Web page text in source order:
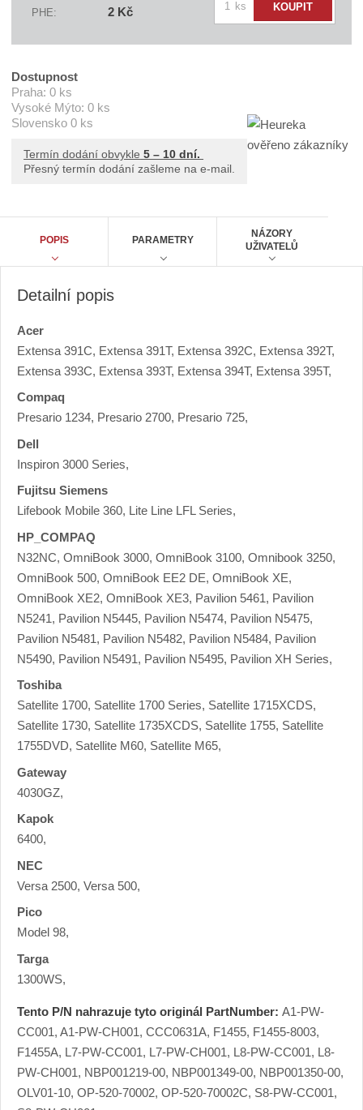
C
C
C
0
PHE: 2 Kč ks KOUPIT
Dostupnost
Praha: 0 ks
Vysoké Mýto: 0 ks
Slovensko 0 ks
Termín dodání obvykle 5 – 10 dní.
Přesný termín dodání zašleme na e-mail.
POPIS PARAMETRY
NÁZORY
UŽIVATELŮ
Detailní popis
Acer
Extensa 391C, Extensa 391T, Extensa 392C, Extensa 392T,
Extensa 393C, Extensa 393T, Extensa 394T, Extensa 395T,
Compaq
Presario 1234, Presario 2700, Presario 725,
Dell
Inspiron 3000 Series,
Fujitsu Siemens
Lifebook Mobile 360, Lite Line LFL Series,
HP_COMPAQ
N32NC, OmniBook 3000, OmniBook 3100, Omnibook 3250,
OmniBook 500, OmniBook EE2 DE, OmniBook XE,
OmniBook XE2, OmniBook XE3, Pavilion 5461, Pavilion
N5241, Pavilion N5445, Pavilion N5474, Pavilion N5475,
Pavilion N5481, Pavilion N5482, Pavilion N5484, Pavilion
N5490, Pavilion N5491, Pavilion N5495, Pavilion XH Series,
Toshiba
Satellite 1700, Satellite 1700 Series, Satellite 1715XCDS,
Satellite 1730, Satellite 1735XCDS, Satellite 1755, Satellite
1755DVD, Satellite M60, Satellite M65,
Gateway
4030GZ,
Kapok
6400,
NEC
Versa 2500, Versa 500,
Pico
Model 98,
Targa
1300WS,
Tento P/N nahrazuje tyto originál PartNumber: A1-PW-
CC001, A1-PW-CH001, CCC0631A, F1455, F1455-8003,
F1455A, L7-PW-CC001, L7-PW-CH001, L8-PW-CC001, L8-
PW-CH001, NBP001219-00, NBP001349-00, NBP001350-00,
OLV01-10, OP-520-70002, OP-520-70002C, S8-PW-CC001,